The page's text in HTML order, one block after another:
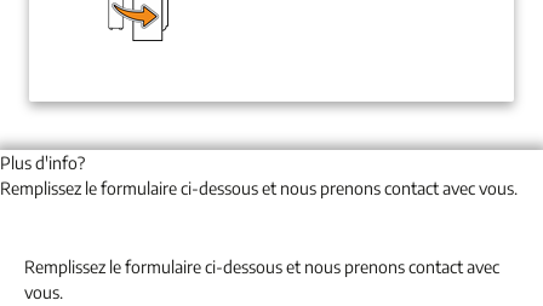
Plus d'info?
Remplissez le formulaire ci-dessous et nous prenons contact avec vous.
Remplissez le formulaire ci-dessous et nous prenons contact avec
vous.